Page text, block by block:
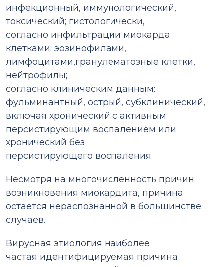
инфекционный, иммунологический,
токсический; гистологически,
согласно инфильтрации миокарда
клетками: эозинофилами,
лимфоцитами,гранулематозные клетки,
нейтрофилы;
согласно клиническим данным:
фульминантный, острый, субклинический,
включая хронический с активным
персистирующим воспалением или
хронический без
персистирующего воспаления.
Несмотря на многочисленность причин
возникновения миокардита, причина
остается нераспознанной в большинстве
случаев.
Вирусная этиология наиболее
частая идентифицируемая причина